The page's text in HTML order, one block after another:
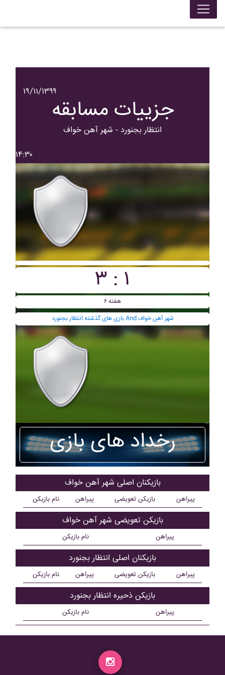
۱۹/۱۱/۱۳۹۹
جزییات مسابقه
انتظار بجنورد - شهر آهن خواف
۱۴:۳۰
۳ : ۱
هفته ۶
بازی های گذشته انتظار بجنورد And شهر آهن خواف
رخداد های بازی
بازیکنان اصلی شهر آهن خواف
نام بازیکن پیراهن بازیکن تعویضی پیراهن
بازیکن تعویضی شهر آهن خواف
نام بازیکن پیراهن
بازیکنان اصلی انتظار بجنورد
نام بازیکن پیراهن بازیکن تعویضی پیراهن
بازیکن ذحیره انتظار بجنورد
نام بازیکن پیراهن